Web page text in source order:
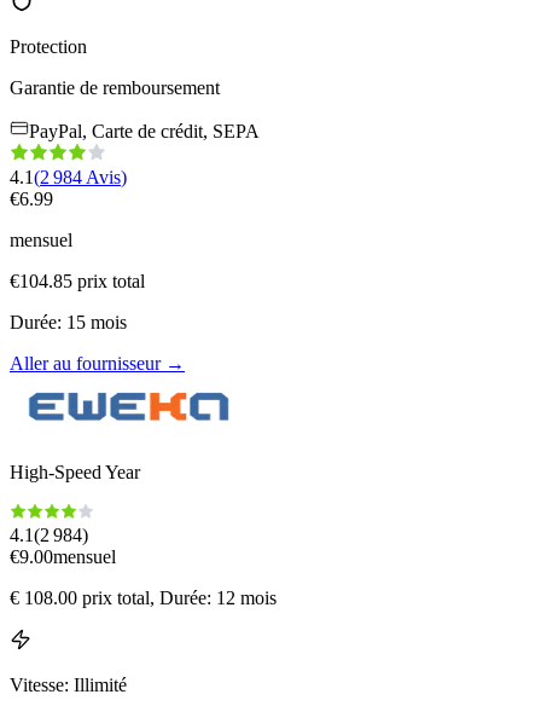
Protection
Garantie de remboursement
PayPal, Carte de crédit, SEPA
4.1(2 984 Avis)
€6.99
mensuel
€104.85 prix total
Durée: 15 mois
Aller au fournisseur→
High-Speed Year
4.1(2 984)
€9.00mensuel
€ 108.00 prix total, Durée: 12 mois
Vitesse: Illimité